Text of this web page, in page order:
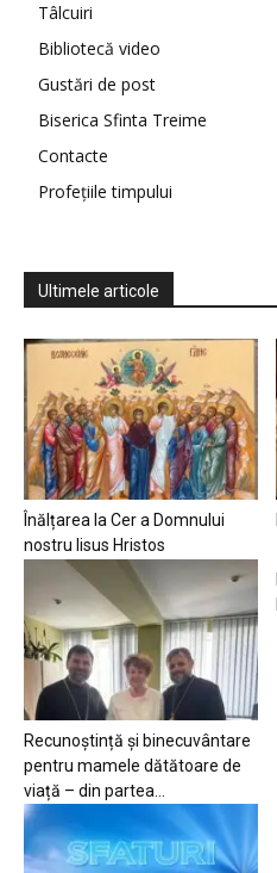
Tâlcuiri
Bibliotecă video
Gustări de post
Biserica Sfinta Treime
Contacte
Profețiile timpului
Ultimele articole
Înălțarea la Cer a Domnului
nostru Iisus Hristos
Recunoștință și binecuvântare
pentru mamele dătătoare de
viață – din partea...